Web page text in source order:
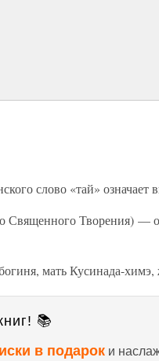
слово «тай» означает
Священного Творения) —
мать Кусинада-
📚
в подарок и